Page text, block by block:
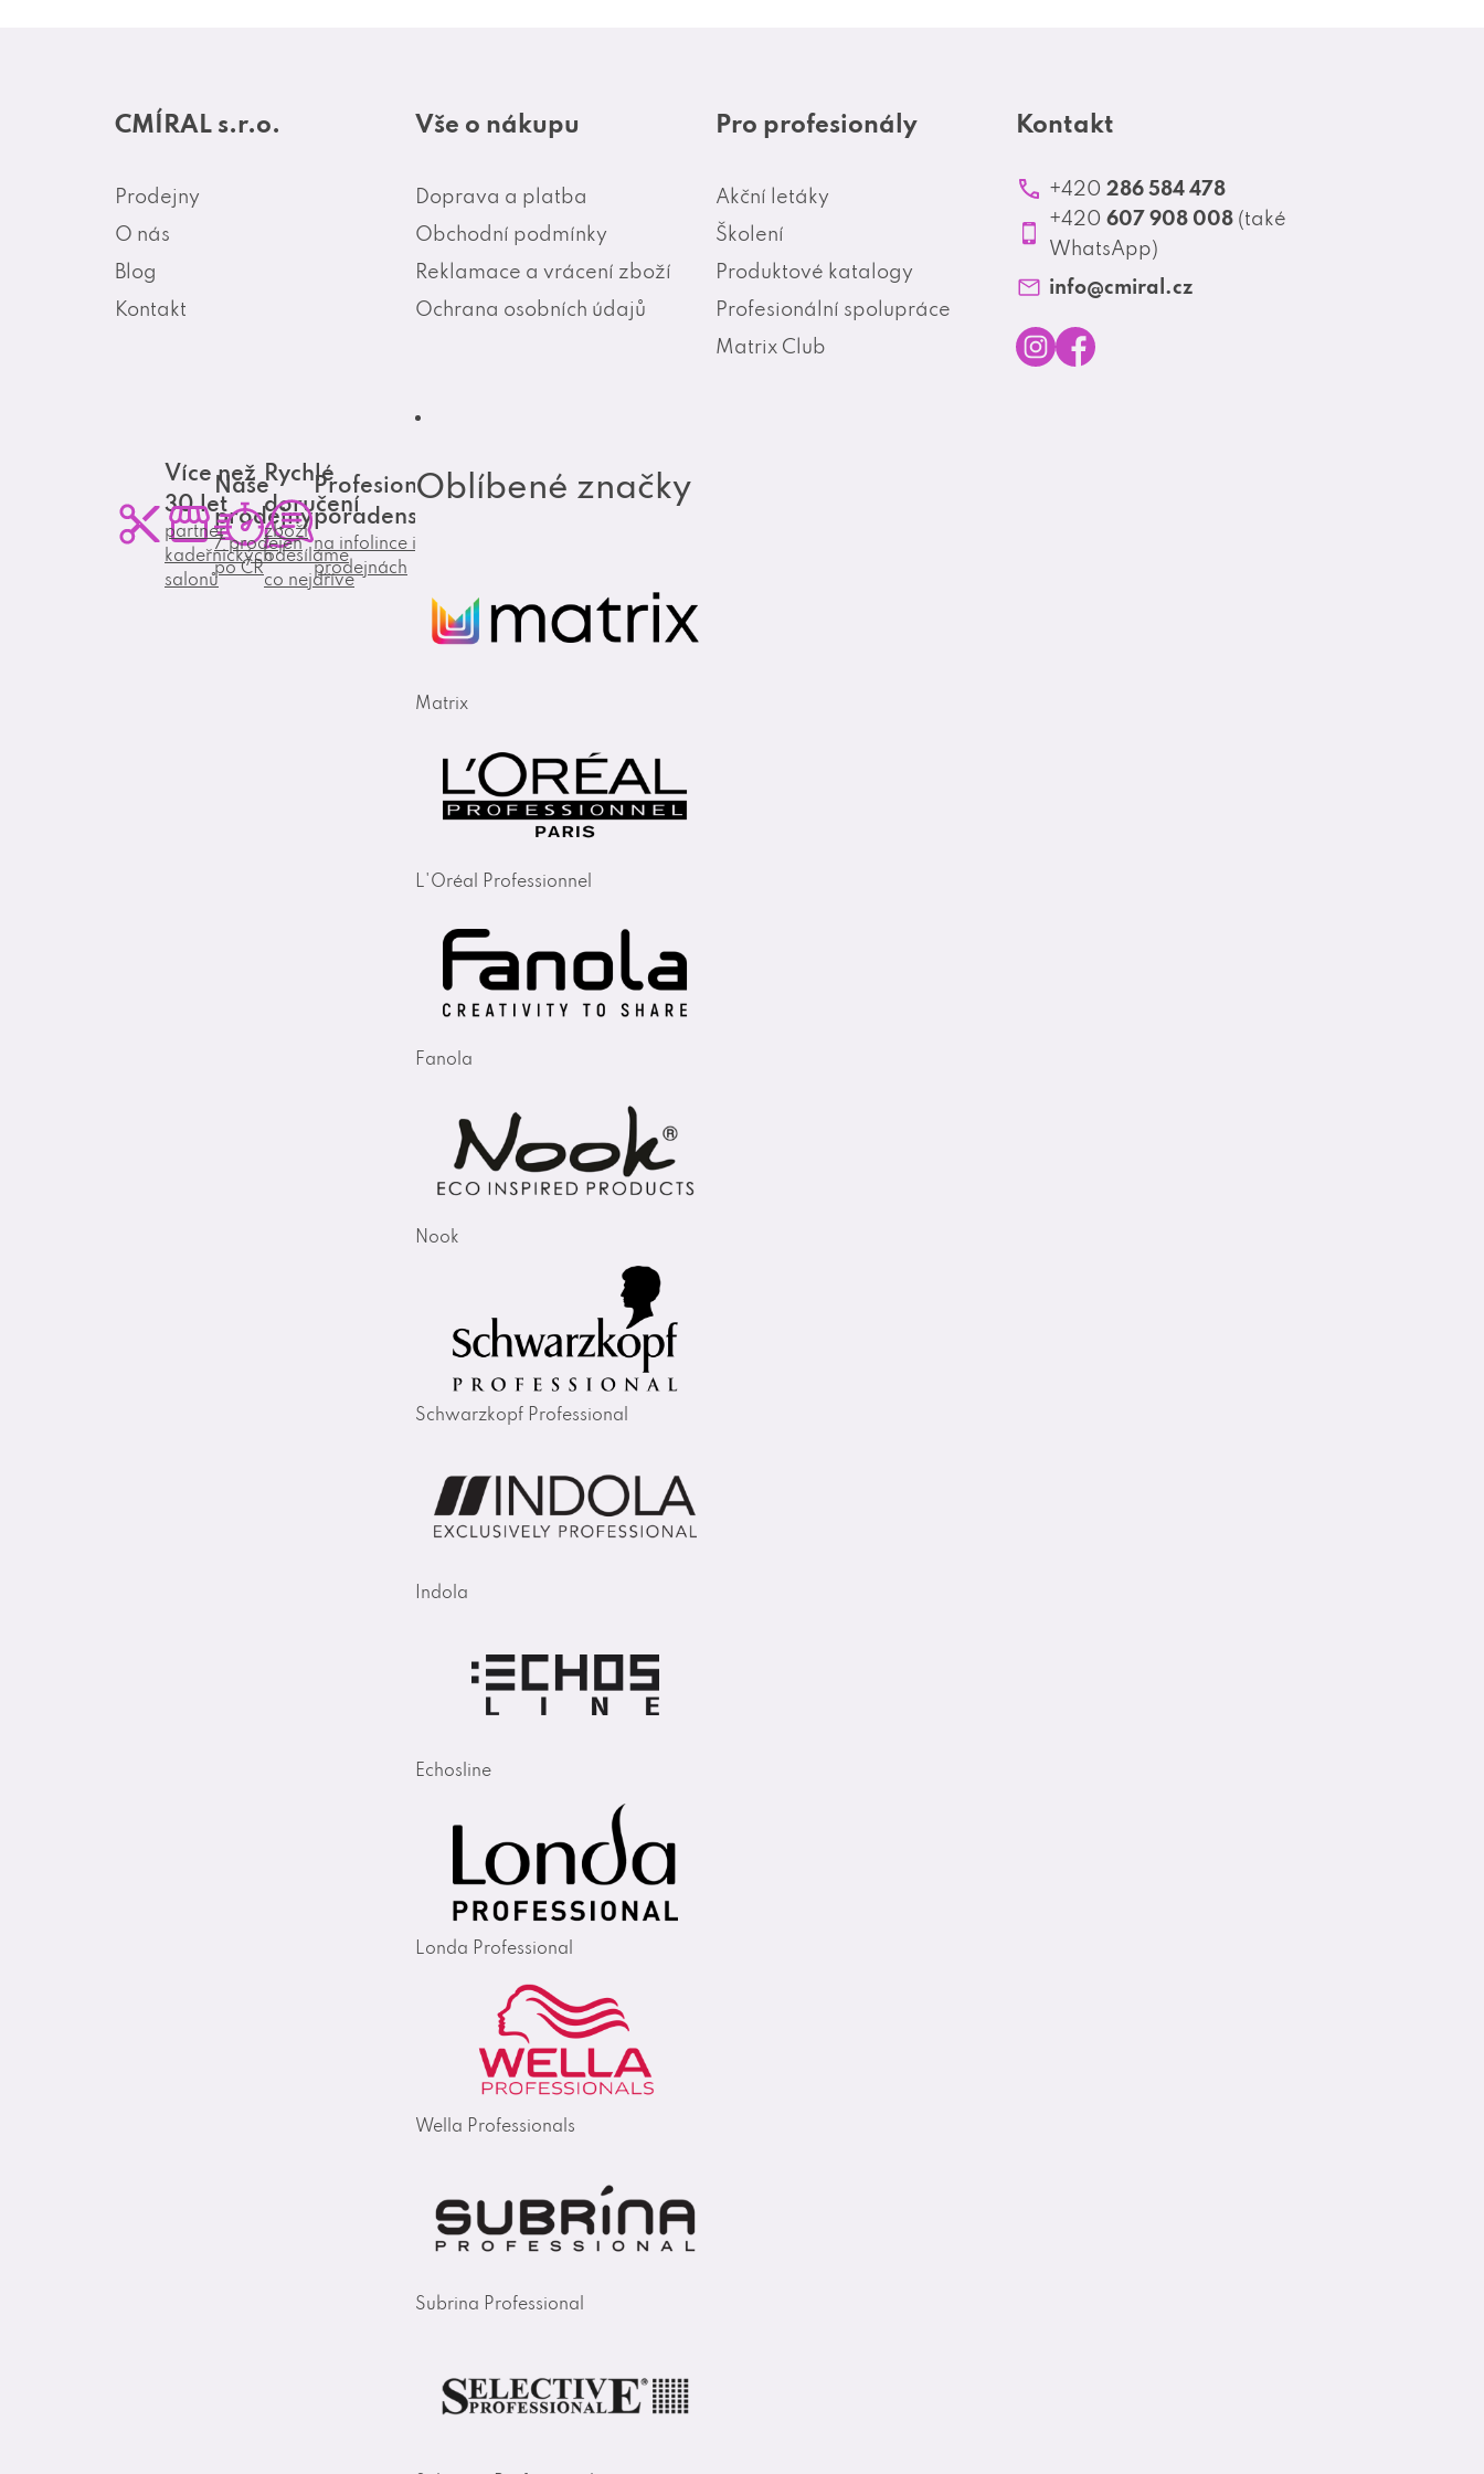
CMÍRAL s.r.o.
Prodejny
O nás
Blog
Kontakt
Vše o nákupu
Doprava a platba
Obchodní podmínky
Reklamace a vrácení zboží
Ochrana osobních údajů
Pro profesionály
Akční letáky
Školení
Produktové katalogy
Profesionální spolupráce
Matrix Club
Kontakt
+420 286 584 478
+420 607 908 008 (také
WhatsApp)
info@cmiral.cz
Více než
30 let
partner
kadeřnických
salonů
Naše
prodejny
7 prodejen
po ČR
Rychlé
doručení
zboží
odesíláme
co nejdříve
Profesionální
poradenství
na infolince i
prodejnách
Oblíbené značky
Matrix
L'Oréal Professionnel
Fanola
Nook
Schwarzkopf Professional
Indola
Echosline
Londa Professional
Wella Professionals
Subrina Professional